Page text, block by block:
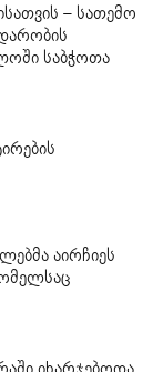
– სათემო
საბჭოთა
აირჩიეს